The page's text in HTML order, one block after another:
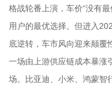
格战轮番上演，车价“没有
用户的最优选择。但进入
底逆转，车市风向迎来颠覆
一场由上游供应链成本暴涨
场。比亚迪、小米、鸿蒙智